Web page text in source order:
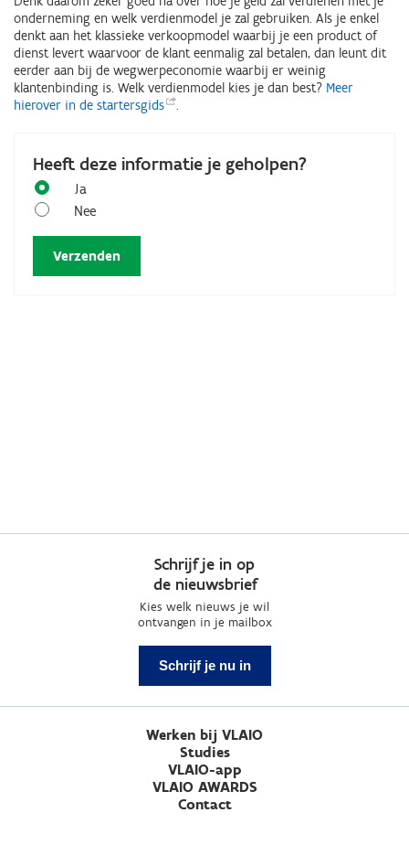
onderneming en welk verdienmodel je zal gebruiken. Als je enkel
denkt aan het klassieke verkoopmodel waarbij je een product of
dienst levert waarvoor de klant eenmalig zal betalen, dan leunt dit
eerder aan bij de wegwerpeconomie waarbij er weinig
klantenbinding is. Welk verdienmodel kies je dan best? Meer
hierover in de startersgids .
Heeft deze informatie je geholpen?
Ja
Nee
Schrijf je in op
de nieuwsbrief
Kies welk nieuws je wil
ontvangen in je mailbox
Schrijf je nu in
Werken bij VLAIO
Studies
VLAIO-app
VLAIO AWARDS
Contact